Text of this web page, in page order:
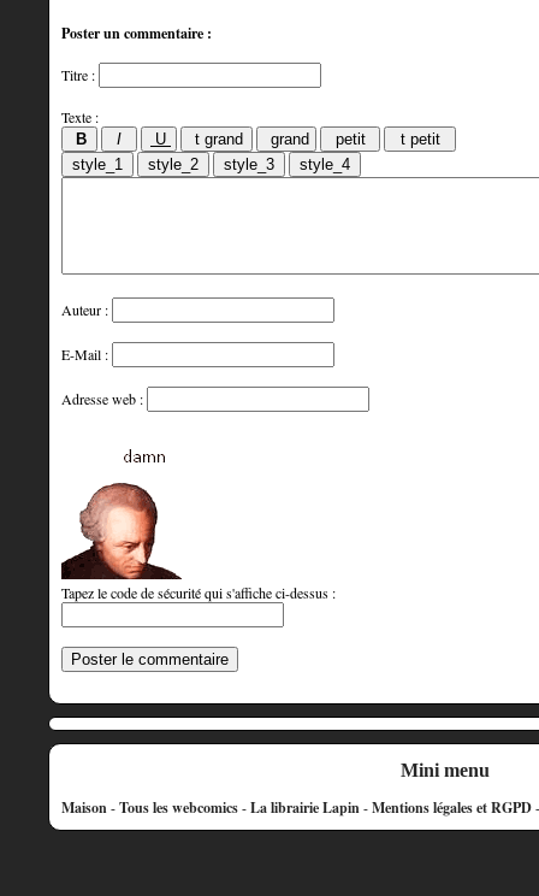
Poster un commentaire :
Titre :
Texte :
Auteur :
E-Mail :
Adresse web :
Tapez le code de sécurité qui s'affiche ci-dessus :
Mini menu
Maison-Tous les webcomics-La librairie Lapin-Mentions légales et RGPD